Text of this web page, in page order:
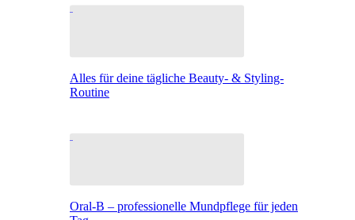
Alles für deine tägliche Beauty- & Styling-
Routine
Oral-B – professionelle Mundpflege für jeden